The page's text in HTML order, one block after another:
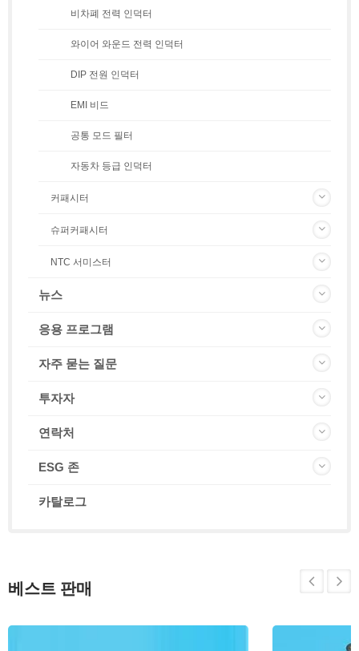
비차폐 전력 인덕터
와이어 와운드 전력 인덕터
DIP 전원 인덕터
EMI 비드
공통 모드 필터
자동차 등급 인덕터
커패시터
슈퍼커패시터
NTC 서미스터
뉴스
응용 프로그램
자주 묻는 질문
투자자
연락처
ESG 존
카탈로그
베스트 판매